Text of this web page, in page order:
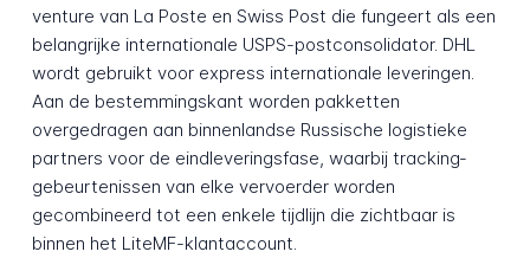
venture van La Poste en Swiss Post die fungeert als een
belangrijke internationale USPS-postconsolidator. DHL
wordt gebruikt voor express internationale leveringen.
Aan de bestemmings­kant worden pakketten
overgedragen aan binnenlandse Russische logistieke
partners voor de eindleveringsfase, waarbij tracking­
gebeurtenissen van elke vervoerder worden
gecombineerd tot een enkele tijdlijn die zichtbaar is
binnen het LiteMF-klantaccount.